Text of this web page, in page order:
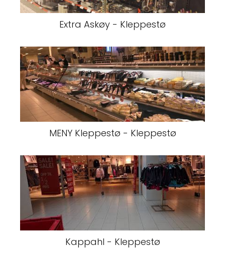
Extra Askøy - Kleppestø
MENY Kleppestø - Kleppestø
Kappahl - Kleppestø